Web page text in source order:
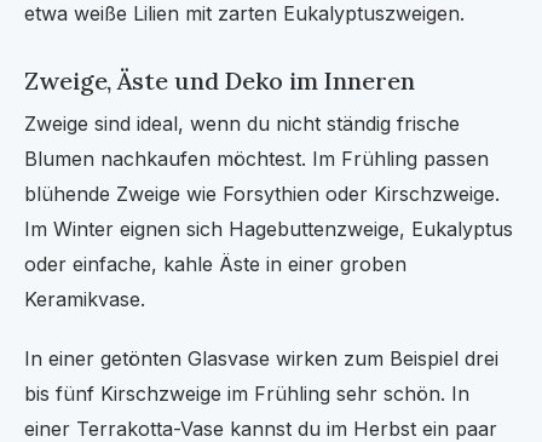
etwa weiße Lilien mit zarten Eukalyptuszweigen.
Zweige, Äste und Deko im Inneren
Zweige sind ideal, wenn du nicht ständig frische
Blumen nachkaufen möchtest. Im Frühling passen
blühende Zweige wie Forsythien oder Kirschzweige.
Im Winter eignen sich Hagebuttenzweige, Eukalyptus
oder einfache, kahle Äste in einer groben
Keramikvase.
In einer getönten Glasvase wirken zum Beispiel drei
bis fünf Kirschzweige im Frühling sehr schön. In
einer Terrakotta-Vase kannst du im Herbst ein paar